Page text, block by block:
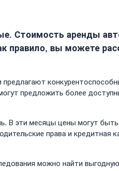
Стоимость аренды
правило, вы можете
предложить более
В эти месяцы цены могут
права и кредитная
можно найти